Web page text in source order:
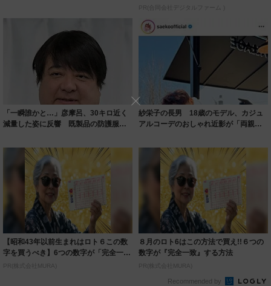
PR(合同会社デジタルファーム )
「一瞬誰かと…」彦摩呂、30キロ近く
減量した姿に反響 既製品の防護服が
紗栄子の長男 18歳のモデル、カジュ
アルコーデのおしゃれ近影が「両親の
【昭和43年以前生まれはロト６この数
字を買うべき】6つの数字が「完全一
致」する方...
PR(株式会社MURA)
８月のロト6はこの方法で買え!!６つの
数字が『完全一致』する方法
PR(株式会社MURA)
Recommended by